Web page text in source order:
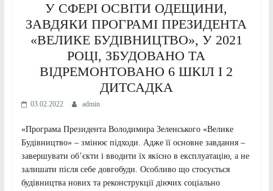
У СФЕРІ ОСВІТИ ОДЕЩИНИ,
ЗАВДЯКИ ПРОГРАМІ ПРЕЗИДЕНТА
«ВЕЛИКЕ БУДІВНИЦТВО», У 2021
РОЦІ, ЗБУДОВАНО ТА
ВІДРЕМОНТОВАНО 6 ШКІЛ І 2
ДИТСАДКА
03.02.2022 admin
«Програма Президента Володимира Зеленського «Велике
Будівництво» – змінює підходи. Адже її основне завдання –
завершувати об’єкти і вводити їх якісно в експлуатацію, а не
залишати після себе довгобуди. Особливо що стосується
будівництва нових та реконструкції діючих соціально